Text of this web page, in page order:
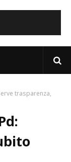
trasparenza,